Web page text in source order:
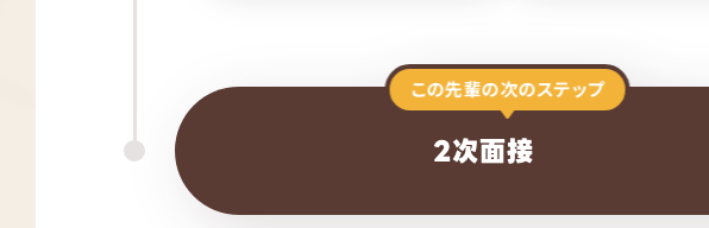
この先輩の次のステップ
2次面接